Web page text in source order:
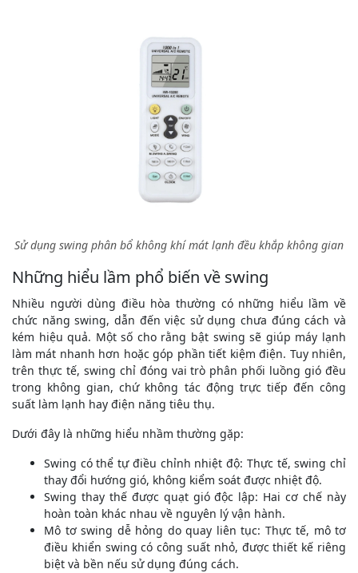
Sử dụng swing phân bổ không khí mát lạnh đều khắp không gian
Những hiểu lầm phổ biến về swing
Nhiều người dùng điều hòa thường có những hiểu lầm về
chức năng swing, dẫn đến việc sử dụng chưa đúng cách và
kém hiệu quả. Một số cho rằng bật swing sẽ giúp máy lạnh
làm mát nhanh hơn hoặc góp phần tiết kiệm điện. Tuy nhiên,
trên thực tế, swing chỉ đóng vai trò phân phối luồng gió đều
trong không gian, chứ không tác động trực tiếp đến công
suất làm lạnh hay điện năng tiêu thụ.
Dưới đây là những hiểu nhầm thường gặp:
Swing có thể tự điều chỉnh nhiệt độ: Thực tế, swing chỉ
thay đổi hướng gió, không kiểm soát được nhiệt độ.
Swing thay thế được quạt gió độc lập: Hai cơ chế này
hoàn toàn khác nhau về nguyên lý vận hành.
Mô tơ swing dễ hỏng do quay liên tục: Thực tế, mô tơ
điều khiển swing có công suất nhỏ, được thiết kế riêng
biệt và bền nếu sử dụng đúng cách.